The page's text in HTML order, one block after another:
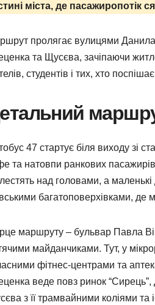
міста, де пасажиропотік
пролягає вулицями
та Щусєва, зачіпаючи
студентів і тих, хто
47 стартує біля виходу зі
та натовпи ранкових
над головами, а маленькі
багатоповерхівками, де
маршруту – бульвар Павла
майданчиками. Тут, у
фітнес-центрами та
веде повз ринок “Сирець”,
з її трамвайними коліями та